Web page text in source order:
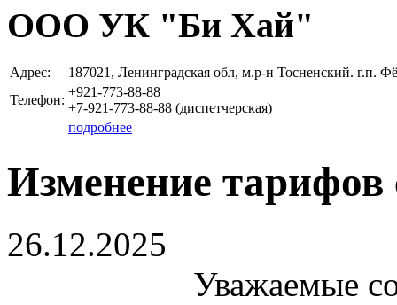
ООО УК "Би Хай"
Адрес:
187021, Ленинградская обл, м.р-н Тосненский. г.п.
Телефон:
+921-773-88-88
+7-921-773-88-88 (диспетчерская)
подробнее
Изменение тарифов
26.12.2025
Уважаемые